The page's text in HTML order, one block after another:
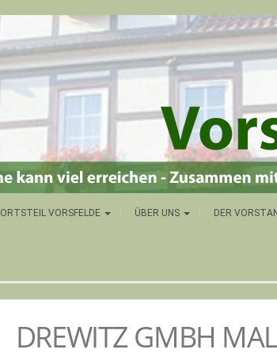
ORTSTEIL VORSFELDE ÜBER UNS DER
DREWITZ GMBH